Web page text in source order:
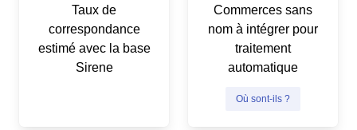
Taux de
correspondance
estimé avec la base
Sirene
Commerces sans
nom à intégrer pour
traitement
automatique
Où sont-ils ?